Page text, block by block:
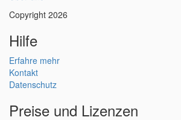
Copyright 2026
Hilfe
Erfahre mehr
Kontakt
Datenschutz
Preise und Lizenzen